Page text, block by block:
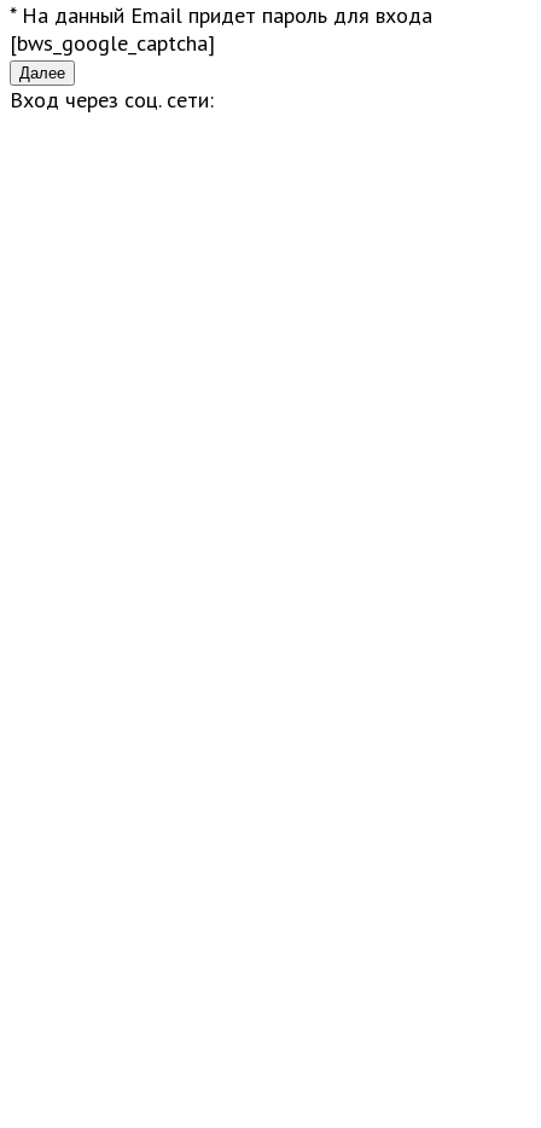
* На данный Email придет пароль для входа
[bws_google_captcha]
Вход через соц. сети: